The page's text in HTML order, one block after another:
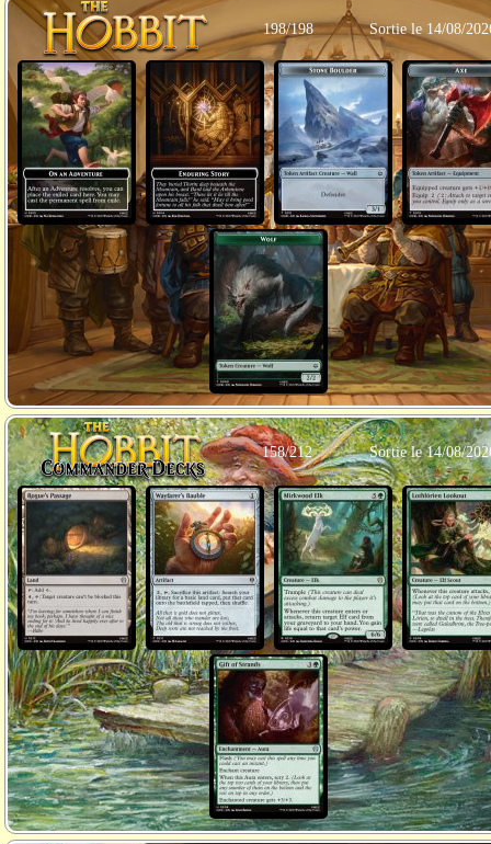
198/198 Sortie le 14/08/
158/212 Sortie le 14/08/